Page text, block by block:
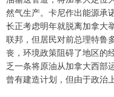
然气生产。卡尼作出能源承
长正考虑明年就脱离加拿大
联邦，但居民对前总理特鲁
丧，环境政策阻碍了地区的
乏一条将原油从加拿大西部
曾有建造计划，但由于政治